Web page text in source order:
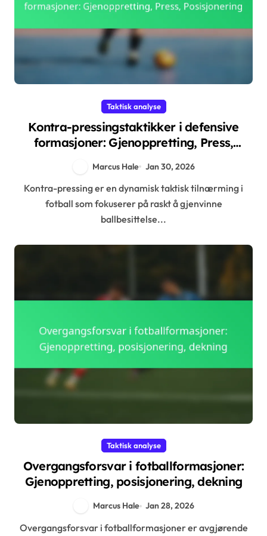
Taktisk analyse
Kontra-pressingstaktikker i defensive
formasjoner: Gjenoppretting, Press,
Marcus Hale Jan 30, 2026
Kontra-pressing er en dynamisk taktisk tilnærming i
fotball som fokuserer på raskt å gjenvinne
ballbesittelse...
Taktisk analyse
Overgangsforsvar i fotballformasjoner:
Gjenoppretting, posisjonering, dekning
Marcus Hale Jan 28, 2026
Overgangsforsvar i fotballformasjoner er avgjørende